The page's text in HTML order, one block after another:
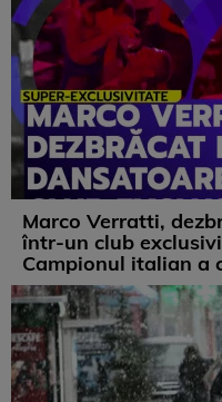
Marco Verratti,
într-un club
Campionul italian a